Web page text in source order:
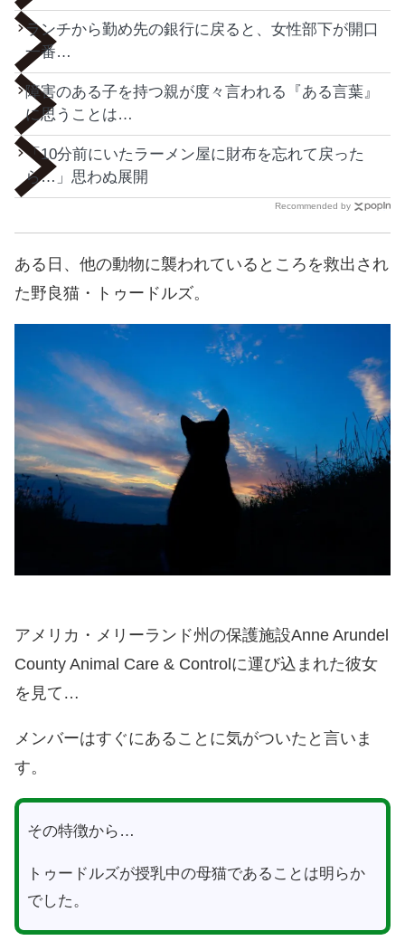
ランチから勤め先の銀行に戻ると、女性部下が開口
一番…
障害のある子を持つ親が度々言われる『ある言葉』
に思うことは…
「10分前にいたラーメン屋に財布を忘れて戻った
ら…」思わぬ展開
Recommended by
ある日、他の動物に襲われているところを救出され
た野良猫・トゥードルズ。
アメリカ・メリーランド州の保護施設Anne Arundel
County Animal Care & Controlに運び込まれた彼女
を見て…
メンバーはすぐにあることに気がついたと言いま
す。
その特徴から…
トゥードルズが授乳中の母猫であることは明らか
でした。